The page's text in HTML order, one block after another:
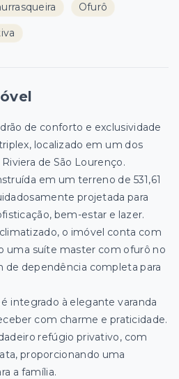
Ofurô
de conforto e exclusividade
localizado em um dos
de São Lourenço.
em um terreno de 531,61
projetada para
bem-estar e lazer.
o imóvel conta com
uma suíte master com ofurô no
de dependência completa para
integrado à elegante varanda
com charme e praticidade.
refúgio privativo, com
proporcionando uma
a família.